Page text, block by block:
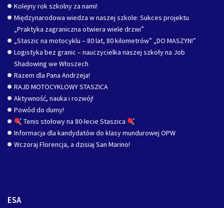
Kolejny rok szkolny za nami!
Międzynarodowa wiedza w naszej szkole: Sukces projektu
„Praktyka zagraniczna otwiera wiele drzwi”
„Staszic na motocyklu – 80 lat, 80 kilometrów” „DO MASZYN!”
Logistyka bez granic – nauczycielka naszej szkoły na Job
Shadowing we Włoszech
Razem dla Pana Andrzeja!
RAJD MOTOCYKLOWY STASZICA
Aktywność, nauka i rozwój!
Powód do dumy!
Tenis stołowy na 80-lecie Staszica
Informacja dla kandydatów do klasy mundurowej OPW
Wczoraj Florencja, a dzisiaj San Marino!
ESA